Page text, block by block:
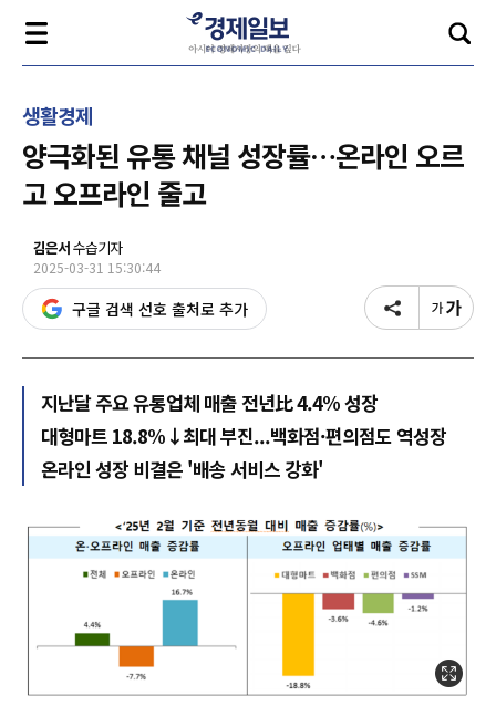
생활경제
양극화된 유통 채널 성장률…온라인 오르
고 오프라인 줄고
김은서수습기자
2025-03-31 15:30:44
구글 검색 선호 출처로 추가
지난달 주요 유통업체 매출 전년比 4.4% 성장
대형마트 18.8%↓최대 부진...백화점·편의점도 역성장
온라인 성장 비결은 '배송 서비스 강화'